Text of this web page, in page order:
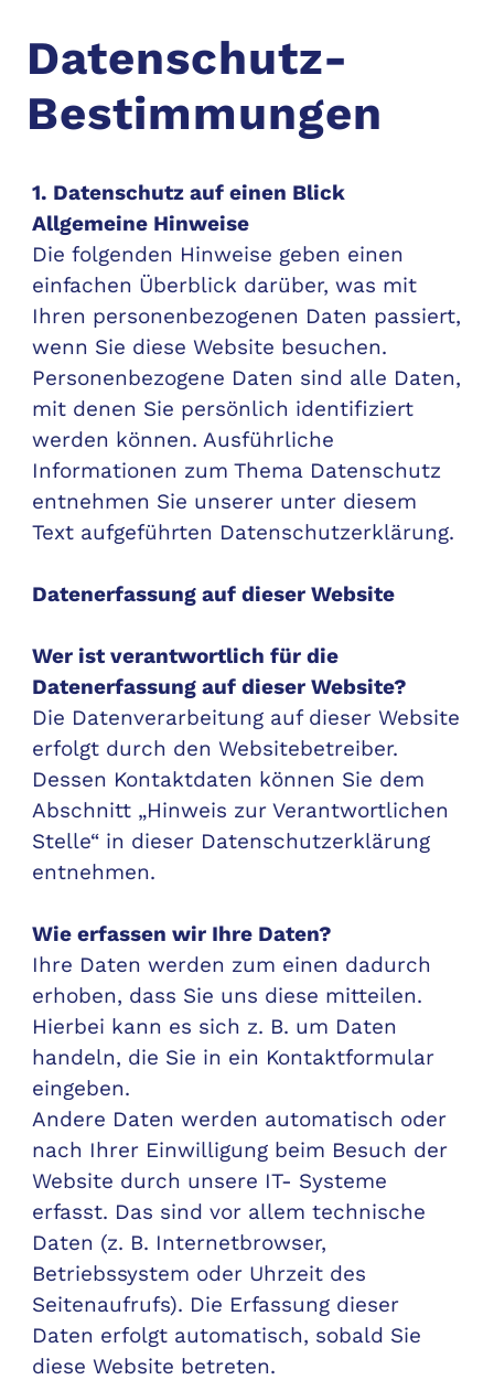
Datenschutz-
Bestimmungen
1. Datenschutz auf einen Blick
Allgemeine Hinweise
Die folgenden Hinweise geben einen
einfachen Überblick darüber, was mit
Ihren personenbezogenen Daten passiert,
wenn Sie diese Website besuchen.
Personenbezogene Daten sind alle Daten,
mit denen Sie persönlich identifiziert
werden können. Ausführliche
Informationen zum Thema Datenschutz
entnehmen Sie unserer unter diesem
Text aufgeführten Datenschutzerklärung.
Datenerfassung auf dieser Website
Wer ist verantwortlich für die
Datenerfassung auf dieser Website?
Die Datenverarbeitung auf dieser Website
erfolgt durch den Websitebetreiber.
Dessen Kontaktdaten können Sie dem
Abschnitt „Hinweis zur Verantwortlichen
Stelle“ in dieser Datenschutzerklärung
entnehmen.
Wie erfassen wir Ihre Daten?
Ihre Daten werden zum einen dadurch
erhoben, dass Sie uns diese mitteilen.
Hierbei kann es sich z. B. um Daten
handeln, die Sie in ein Kontaktformular
eingeben.
Andere Daten werden automatisch oder
nach Ihrer Einwilligung beim Besuch der
Website durch unsere IT- Systeme
erfasst. Das sind vor allem technische
Daten (z. B. Internetbrowser,
Betriebssystem oder Uhrzeit des
Seitenaufrufs). Die Erfassung dieser
Daten erfolgt automatisch, sobald Sie
diese Website betreten.